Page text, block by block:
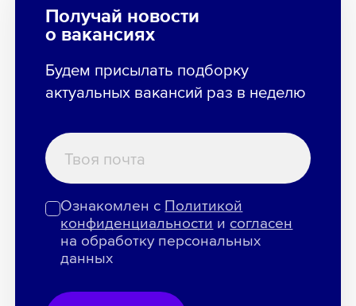
Получай новости
о вакансиях
Будем присылать подборку
актуальных вакансий раз в неделю
Ознакомлен с Политикой
конфиденциальности и согласен
на обработку персональных
данных